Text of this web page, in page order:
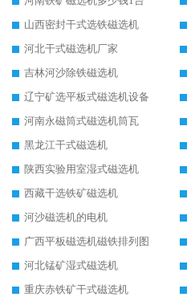
山西密封干式选铁磁选机
河北干式磁选机厂家
吉林河沙除铁磁选机
辽宁矿选平板式磁选机设备
河南永磁筒式磁选机筒瓦
黑龙江干式磁选机
陕西实验用室湿式磁选机
西藏干选铁矿磁选机
河沙磁选机的电机
广西平板磁选机磁铁排列图
河北锰矿湿式磁选机
重庆赤铁矿干式磁选机